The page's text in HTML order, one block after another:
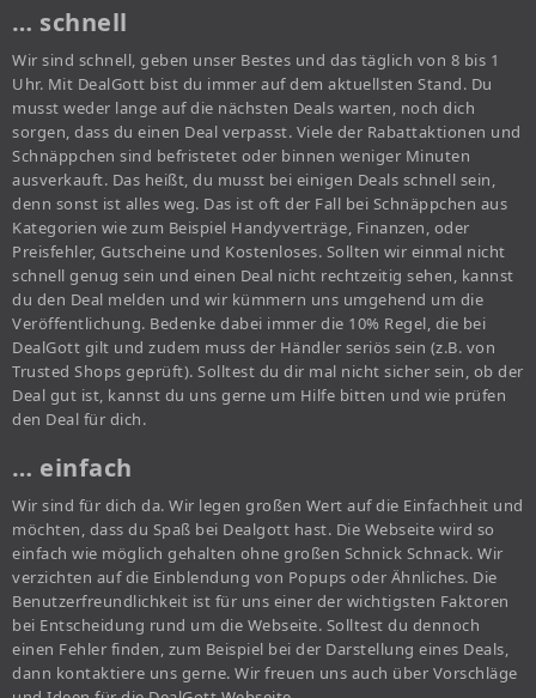
… schnell
Wir sind schnell, geben unser Bestes und das täglich von 8 bis 1
Uhr. Mit DealGott bist du immer auf dem aktuellsten Stand. Du
musst weder lange auf die nächsten Deals warten, noch dich
sorgen, dass du einen Deal verpasst. Viele der Rabattaktionen und
Schnäppchen sind befristetet oder binnen weniger Minuten
ausverkauft. Das heißt, du musst bei einigen Deals schnell sein,
denn sonst ist alles weg. Das ist oft der Fall bei Schnäppchen aus
Kategorien wie zum Beispiel Handyverträge, Finanzen, oder
Preisfehler, Gutscheine und Kostenloses. Sollten wir einmal nicht
schnell genug sein und einen Deal nicht rechtzeitig sehen, kannst
du den Deal melden und wir kümmern uns umgehend um die
Veröffentlichung. Bedenke dabei immer die 10% Regel, die bei
DealGott gilt und zudem muss der Händler seriös sein (z.B. von
Trusted Shops geprüft). Solltest du dir mal nicht sicher sein, ob der
Deal gut ist, kannst du uns gerne um Hilfe bitten und wie prüfen
den Deal für dich.
… einfach
Wir sind für dich da. Wir legen großen Wert auf die Einfachheit und
möchten, dass du Spaß bei Dealgott hast. Die Webseite wird so
einfach wie möglich gehalten ohne großen Schnick Schnack. Wir
verzichten auf die Einblendung von Popups oder Ähnliches. Die
Benutzerfreundlichkeit ist für uns einer der wichtigsten Faktoren
bei Entscheidung rund um die Webseite. Solltest du dennoch
einen Fehler finden, zum Beispiel bei der Darstellung eines Deals,
dann kontaktiere uns gerne. Wir freuen uns auch über Vorschläge